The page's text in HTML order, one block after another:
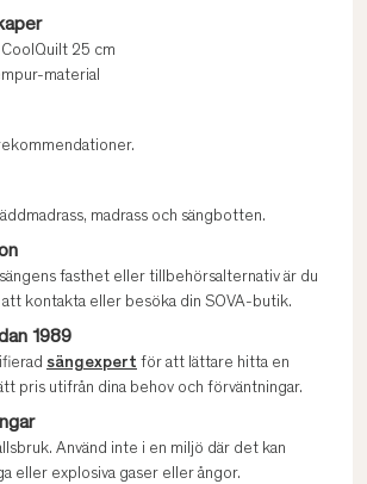
CoolQuilt 25 cm
material
madrass och sängbotten.
fasthet eller tillbehörsalternativ är du
kontakta eller besöka din SOVA-butik.
1989
sängexpert för att lättare hitta en
pris utifrån dina behov och förväntningar.
Använd inte i en miljö där det kan
eller explosiva gaser eller ångor.